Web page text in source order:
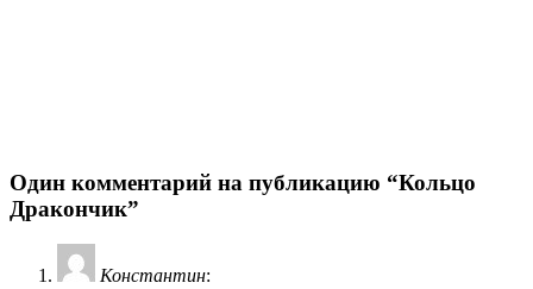
Один комментарий на публикацию “Кольцо
Дракончик”
Константин: